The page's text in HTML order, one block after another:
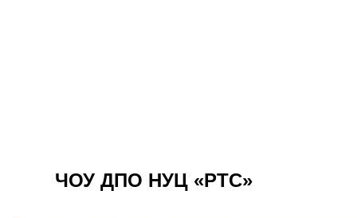
ЧОУ ДПО НУЦ «РТС»